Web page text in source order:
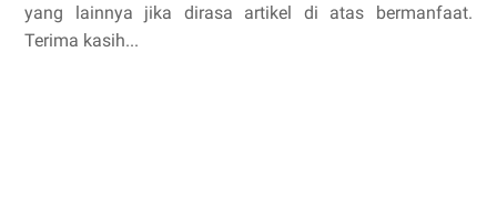
yang lainnya jika dirasa artikel di atas bermanfaat.
Terima kasih...